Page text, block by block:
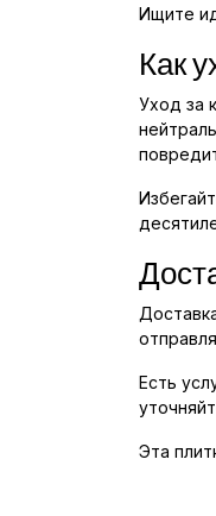
Ищите
Как
Уход за
Есть
Эта